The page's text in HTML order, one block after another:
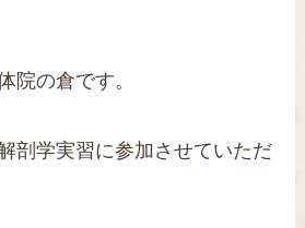
院の倉です。
剖学実習に参加させていただ